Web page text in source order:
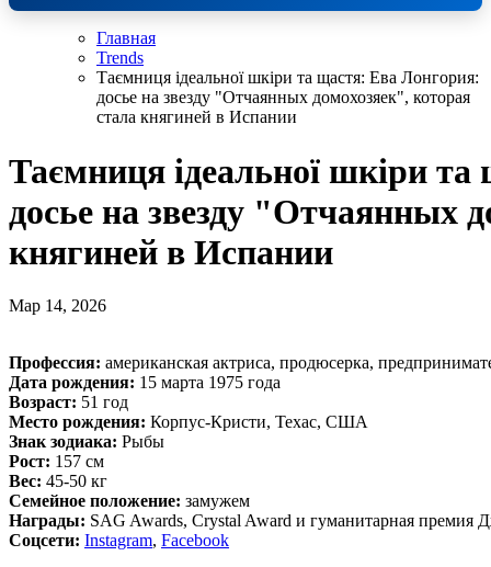
Главная
Trends
Таємниця ідеальної шкіри та щастя: Ева Лонгория:
досье на звезду "Отчаянных домохозяек", которая
стала княгиней в Испании
Таємниця ідеальної шкіри
досье на звезду "Отчаянных
княгиней в Испании
Мар 14, 2026
Профессия: американская актриса, продюсерка,
Дата рождения: 15 марта 1975 года
Возраст: 51 год
Место рождения: Корпус-Кристи, Техас, США
Знак зодиака: Рыбы
Рост: 157 см
Вес: 45-50 кг
Семейное положение: замужем
Награды: SAG Awards, Crystal Award и гуманитарная
Соцсети: Instagram, Facebook